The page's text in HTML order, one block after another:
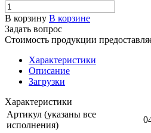
В корзину В корзине
Задать вопрос
Стоимость продукции
Характеристики
Описание
Загрузки
Характеристики
Артикул (указаны все
исполнения)